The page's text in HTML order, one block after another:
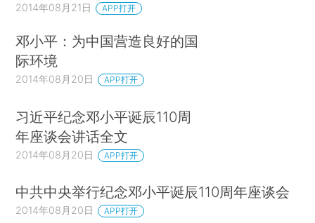
2014年08月21日 APP打开
邓小平：为中国营造良好的国
际环境
2014年08月20日 APP打开
习近平纪念邓小平诞辰110周
年座谈会讲话全文
2014年08月20日 APP打开
中共中央举行纪念邓小平诞辰110周年座谈会
2014年08月20日 APP打开